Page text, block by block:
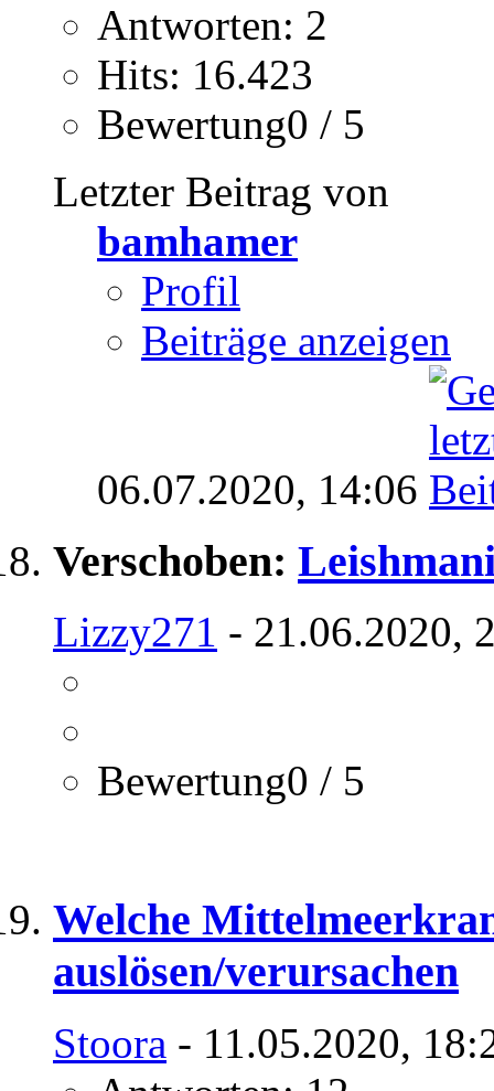
Antworten: 2
Hits: 16.423
Bewertung0 / 5
Letzter Beitrag von
bamhamer
Profil
Beiträge anzeigen
06.07.2020, 14:06
Verschoben:
Lizzy271 - 21.06.2020,
Bewertung0 / 5
Welche
auslösen/verursachen
Stoora - 11.05.2020,